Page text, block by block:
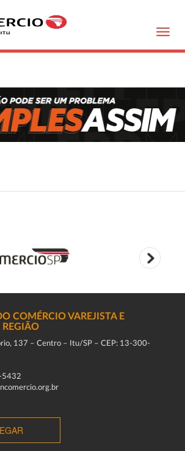
COMÉRCIO VAREJISTA E
REGIÃO
137 – Centro – Itu/SP – CEP: 13-300-
5432